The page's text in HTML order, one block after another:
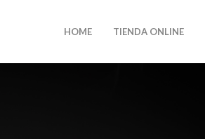
HOME TIENDA ONLINE